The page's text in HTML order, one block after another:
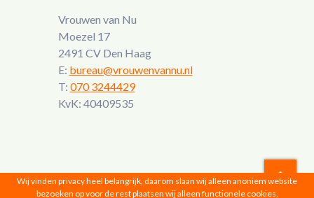
Vrouwen van Nu
Moezel 17
2491 CV Den Haag
E: bureau@vrouwenvannu.nl
T: 070 3244429
KvK: 40409535
Wij vinden privacy heel belangrijk, daarom slaan wij alleen anoniem website
bezoeken op voor de rest plaatsen wij alleen functionele cookies,